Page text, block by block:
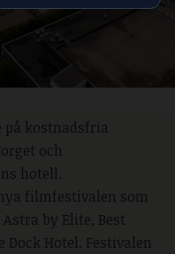
på kostnadsfria
och
hotell.
filmfestivalen som
by Elite, Best
Dock Hotel. Festivalen